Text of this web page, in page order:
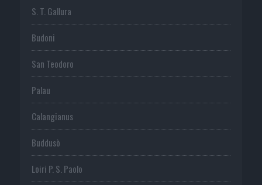
S. T. Gallura
Budoni
San Teodoro
Palau
Calangianus
Buddusò
Loiri P. S. Paolo